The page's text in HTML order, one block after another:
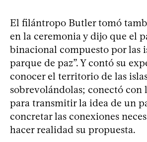
El filántropo Butler tomó
en la ceremonia y dijo que el
binacional compuesto por las
parque de paz”. Y contó su
conocer el territorio de las
sobrevolándolas; conectó con
para transmitir la idea de un
concretar las conexiones
hacer realidad su propuesta.